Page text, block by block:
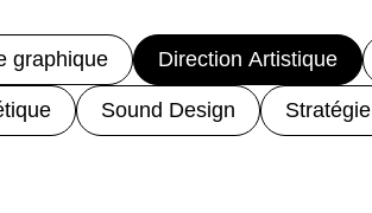
graphique Direction Artistique
Sound Design Stratégie